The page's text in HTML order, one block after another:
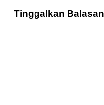
Tinggalkan Balasan